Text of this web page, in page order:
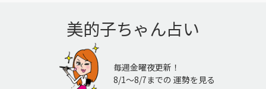
美的子ちゃん占い
毎週金曜夜更新！
8/1〜8/7までの 運勢を見る